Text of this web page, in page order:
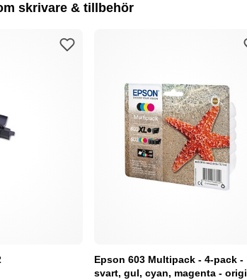
skrivare & tillbehör
Epson 603 Multipack - 4-pack -
svart, gul, cyan, magenta -